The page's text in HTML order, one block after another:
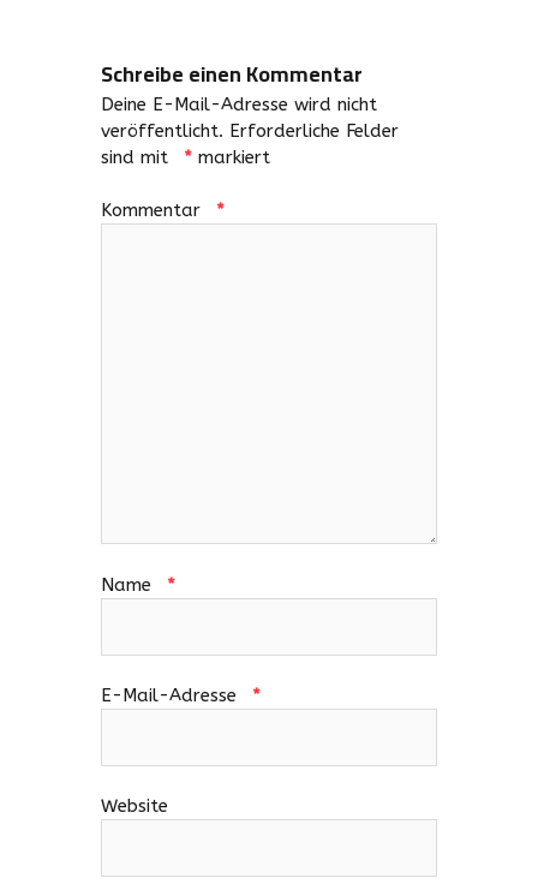
Schreibe einen Kommentar
Deine E-Mail-Adresse wird nicht
veröffentlicht. Erforderliche Felder
sind mit
*markiert
Kommentar *
Name *
E-Mail-Adresse *
Website